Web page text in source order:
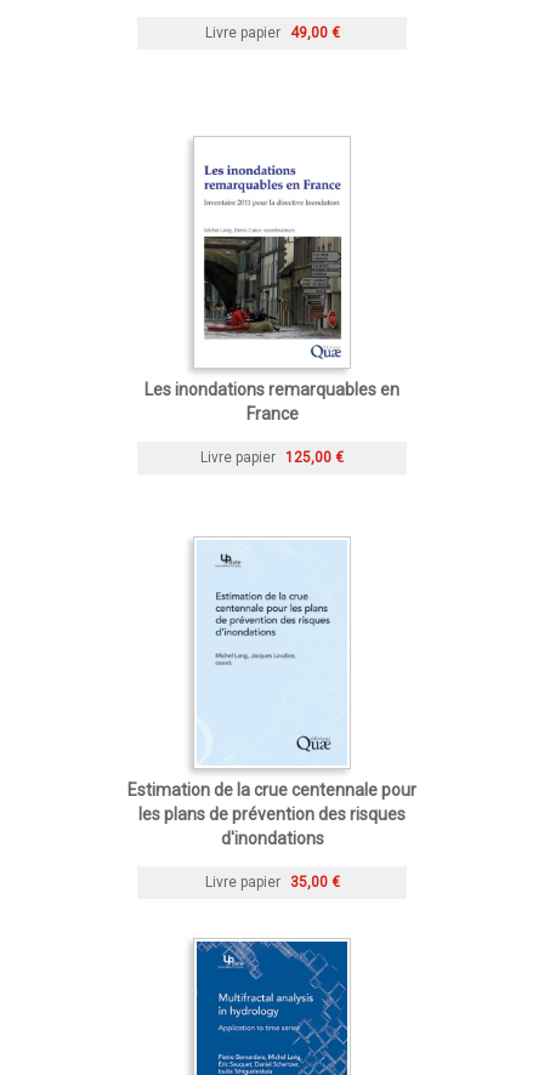
Livre papier 49,00 €
Les inondations remarquables en
France
Livre papier 125,00 €
Estimation de la crue centennale pour
les plans de prévention des risques
d'inondations
Livre papier 35,00 €